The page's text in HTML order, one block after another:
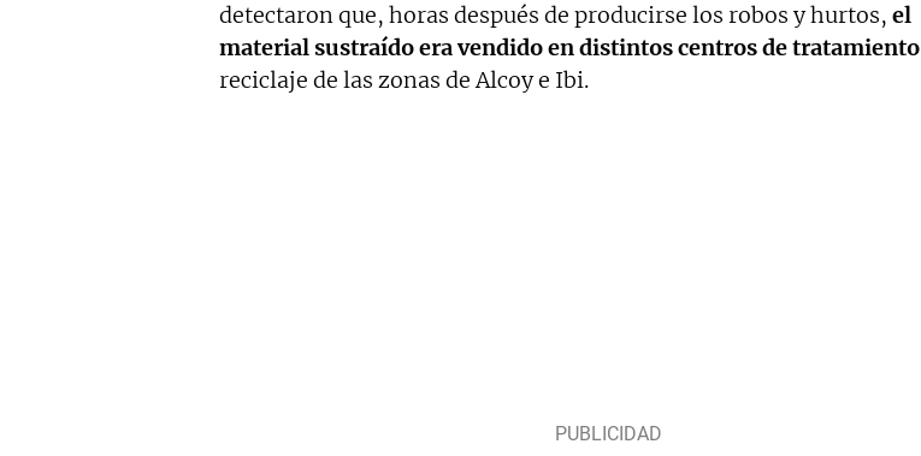
detectaron que, horas después de producirse los robos y hurtos, el
material sustraído era vendido en distintos centros de tratamiento
reciclaje de las zonas de Alcoy e Ibi.